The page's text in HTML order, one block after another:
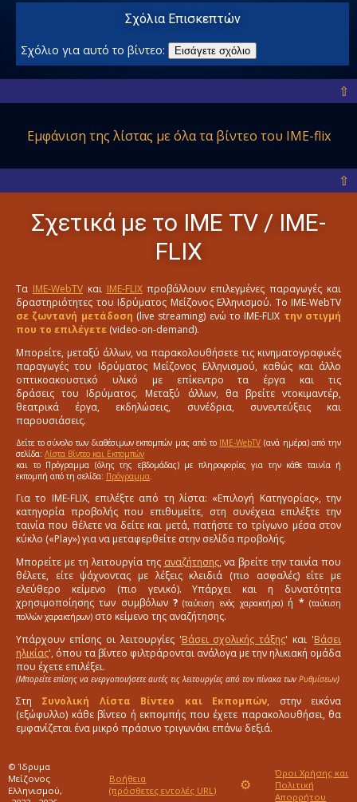
Σχόλια Επισκεπτών
Σχόλιο για αυτό το βίντεο: Εισάγετε σχόλιο
⇧
Εμφάνιση της λίστας με όλατα βίντεο του IME-flix
⇧
Σχετικά με το ΙΜΕ ΤV / IME-
FLIX
Τα IME-WebTVκαι IME-FLIXπροβάλλουν επιλεγμένες παραγωγές και
δραστηριότητες του Ιδρύματος Μείζονος Ελληνισμού. Το IME-WebTV
σε ζωντανή μετάδοση (live streaming) ενώ το IME-FLIX την στιγμή
που το επιλέγετε (video-on-demand).
Μπορείτε, μεταξύ άλλων, να παρακολουθήσετε τις κινηματογραφικές
παραγωγές του Ιδρύματος Μείζονος Ελληνισμού, καθώς και άλλο
οπτικοακουστικό υλικό με επίκεντρο τα έργα και τις
δράσεις του Ιδρύματος. Μεταξύ άλλων, θα βρείτε ντοκιμαντέρ,
θεατρικά έργα, εκδηλώσεις, συνέδρια, συνεντεύξεις και
παρουσιάσεις.
Δείτε το σύνολο των διαθέσιμων εκπομπών μας από το IME-WebTV (ανά ημέρα) από την
σελίδα: Λίστα Βίντεο και Εκπομπών
και το Πρόγραμμα (όλης της εβδομάδας) με πληροφορίες για την κάθε ταινία ή
εκπομπή από τη σελίδα: Πρόγραμμα.
Για το IME-FLIX, επιλέξτε από τη λίστα: «Επιλογή Κατηγορίας», την
κατηγορία προβολής που επιθυμείτε, στη συνέχεια επιλέξτε την
ταινία που θέλετε να δείτε και μετά, πατήστε το τρίγωνο μέσα στον
κύκλο («Play») για να μεταφερθείτε στην σελίδα προβολής.
Μπορείτε με τη λειτουργία της αναζήτησης, να βρείτε την ταινία που
θέλετε, είτε ψάχνοντας με λέξεις κλειδιά (πιο ασφαλές) είτε με
ελεύθερο κείμενο (πιο γενικό). Υπάρχει και η δυνατότητα
χρησιμοποίησης των συμβόλων ? (ταύτιση ενός χαρακτήρα) ή * (ταύτιση
πολλών χαρακτήρων) στο κείμενο της αναζήτησης.
Υπάρχουν επίσης οι λειτουργίες 'Βάσει σχολικής τάξης' και 'Βάσει
ηλικίας', όπου τα βίντεο φιλτράρονται ανάλογα με την ηλικιακή ομάδα
που έχετε επιλέξει.
(Μπορείτε επίσης να ενεργοποιήσετε αυτές τις λειτουργίες από τον πίνακα των Ρυθμίσεων)
Στη Συνολική Λίστα Βίντεο και Εκπομπών, στην εικόνα
(εξώφυλλο) κάθε βίντεο ή εκπομπής που έχετε παρακολουθήσει, θα
εμφανίζεται ένα μικρό πράσινο τριγωνάκι επάνω δεξιά.
© Ίδρυμα
Μείζονος
Ελληνισμού,
Βοήθεια
(πρόσθετες εντολές URL)
⚙
Όροι Χρήσης και
Πολιτική
Απορρήτου